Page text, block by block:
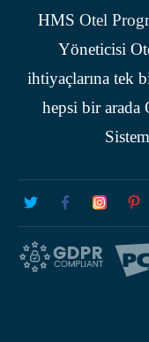
HMSOtel
Yöneticisi
ihtiyaçlarına tek
hepsi bir arada